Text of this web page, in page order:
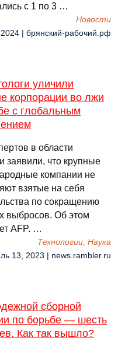
с 1 по 3 …
Новости
| брянский-рабочий.рф
уличили
корпорации во лжи
с глобальным
в области
заявили, что крупные
компании не
взятые на себя
по сокращению
выбросов. Об этом
AFP. …
Технологии, Наука
13, 2023 | news.rambler.ru
сборной
по борьбе — шесть
Как так вышло?